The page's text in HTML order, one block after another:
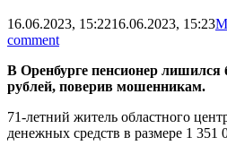
16.06.2023, 15:2216.06.2023, 15:23
comment
В Оренбурге пенсионер лишился
рублей, поверив мошенникам.
71-летний житель областного
денежных средств в размере 1 351